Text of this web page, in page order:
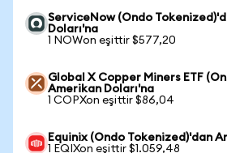
ServiceNow (Ondo
Doları'na
1 NOWon eşittir $577,20
Global X Copper Miners ETF
Amerikan Doları'na
1 COPXon eşittir $86,04
Equinix (Ondo Tokenized)'dan
1 EQIXon eşittir $1.059,48